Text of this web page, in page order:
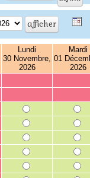
Lundi
30 Novembre,
2026
Mardi
01
2026